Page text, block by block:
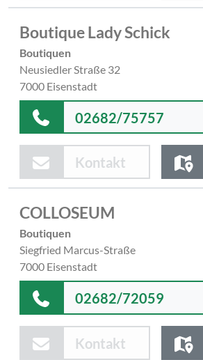
Boutique Lady Schick
Boutiquen
Neusiedler Straße 32
7000 Eisenstadt
02682/75757
Kontakt
COLLOSEUM
Boutiquen
Siegfried Marcus-Straße
7000 Eisenstadt
02682/72059
Kontakt